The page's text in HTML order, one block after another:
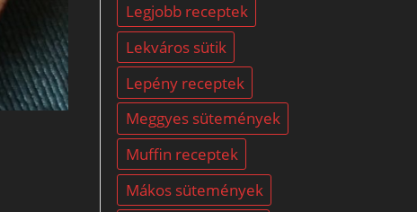
Legjobb receptek
Lekváros sütik
Lepény receptek
Meggyes sütemények
Muffin receptek
Mákos sütemények